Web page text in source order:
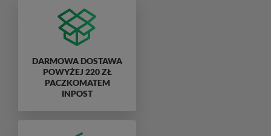
DARMOWA DOSTAWA
POWYŻEJ 220 ZŁ
PACZKOMATEM
INPOST